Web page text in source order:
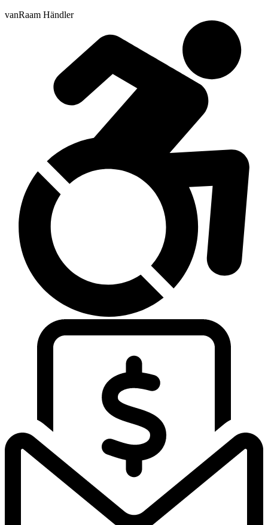
vanRaam Händler